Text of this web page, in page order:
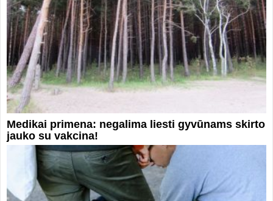
Medikai primena: negalima liesti gyvūnams skirto
jauko su vakcina!